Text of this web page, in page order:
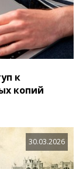
к
копий
30.03.2026